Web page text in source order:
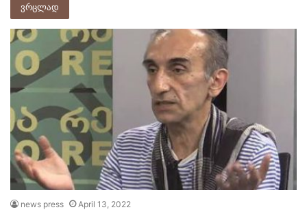
ვრცლად
news press April 13, 2022